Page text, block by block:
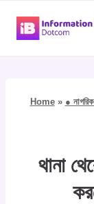
Home» ●
থানা